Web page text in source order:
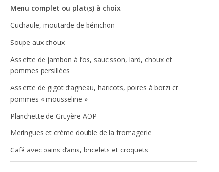
Menu complet ou plat(s) à choix
Cuchaule, moutarde de bénichon
Soupe aux choux
Assiette de jambon à l’os, saucisson, lard, choux et
pommes persillées
Assiette de gigot d’agneau, haricots, poires à botzi et
pommes « mousseline »
Planchette de Gruyère AOP
Meringues et crème double de la fromagerie
Café avec pains d’anis, bricelets et croquets
Si vous
certaines
Marketing
En partageant